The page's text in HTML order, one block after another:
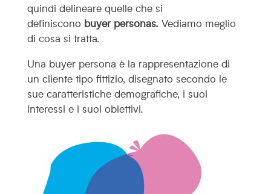
quindi delineare quelle che si
definiscono buyer personas. Vediamo meglio
di cosa si tratta.
Una buyer persona è la rappresentazione di
un cliente tipo fittizio, disegnato secondo le
sue caratteristiche demografiche, i suoi
interessi e i suoi obiettivi.